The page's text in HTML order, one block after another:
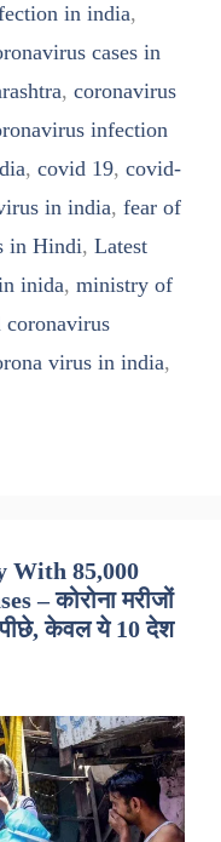
in india,
cases in
, coronavirus
infection
, covid 19, covid-
in india, fear of
in Hindi, Latest
inida, ministry of
coronavirus
virus in india,
With 85,000
– कोरोना मरीजों
पीछे, केवल ये 10 देश